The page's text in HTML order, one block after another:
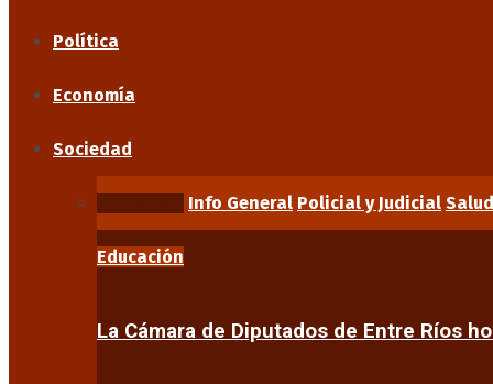
Política
Economía
Sociedad
Info General Policial y Judicial Salud
Educación
La Cámara de Diputados de Entre Ríos